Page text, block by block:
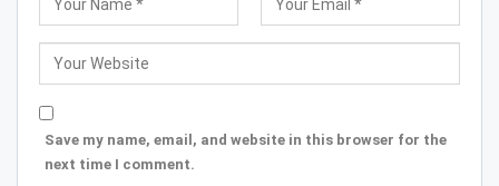
Save my name, email, and website in this browser for the
next time I comment.